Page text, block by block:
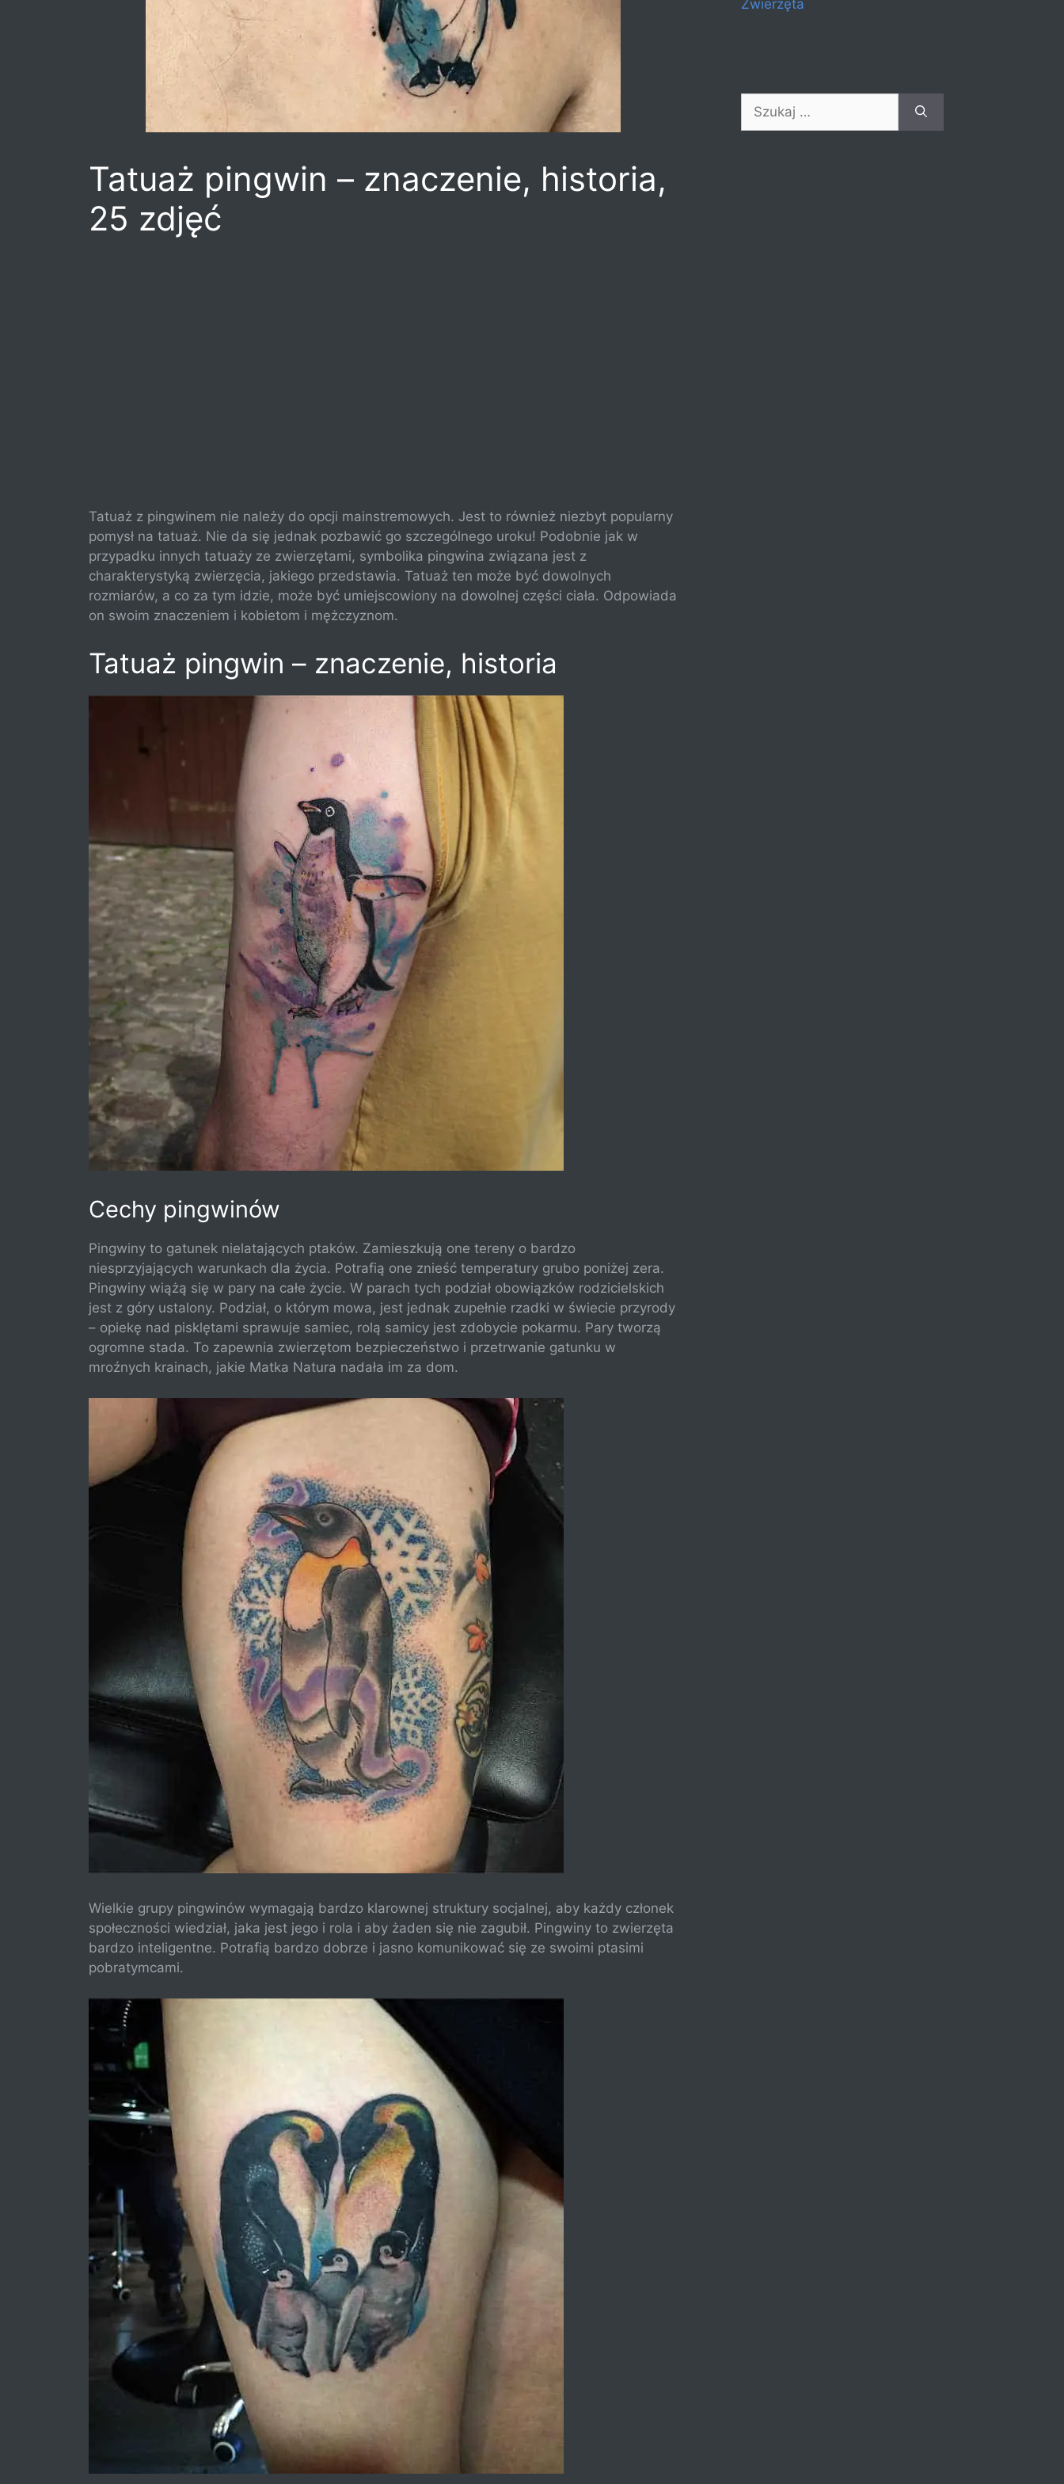
Tatuaż pingwin – znaczenie, historia,
25 zdjęć
Tatuaż z pingwinem nie należy do opcji mainstremowych. Jest to również niezbyt popularny
pomysł na tatuaż. Nie da się jednak pozbawić go szczególnego uroku! Podobnie jak w
przypadku innych tatuaży ze zwierzętami, symbolika pingwina związana jest z
charakterystyką zwierzęcia, jakiego przedstawia. Tatuaż ten może być dowolnych
rozmiarów, a co za tym idzie, może być umiejscowiony na dowolnej części ciała. Odpowiada
on swoim znaczeniem i kobietom i mężczyznom.
Tatuaż pingwin – znaczenie, historia
Cechy pingwinów
Pingwiny to gatunek nielatających ptaków. Zamieszkują one tereny o bardzo
niesprzyjających warunkach dla życia. Potrafią one znieść temperatury grubo poniżej zera.
Pingwiny wiążą się w pary na całe życie. W parach tych podział obowiązków rodzicielskich
jest z góry ustalony. Podział, o którym mowa, jest jednak zupełnie rzadki w świecie przyrody
– opiekę nad pisklętami sprawuje samiec, rolą samicy jest zdobycie pokarmu. Pary tworzą
ogromne stada. To zapewnia zwierzętom bezpieczeństwo i przetrwanie gatunku w
mroźnych krainach, jakie Matka Natura nadała im za dom.
Wielkie grupy pingwinów wymagają bardzo klarownej struktury socjalnej, aby każdy członek
społeczności wiedział, jaka jest jego i rola i aby żaden się nie zagubił. Pingwiny to zwierzęta
bardzo inteligentne. Potrafią bardzo dobrze i jasno komunikować się ze swoimi ptasimi
pobratymcami.
Zwierzęta
Szukaj: